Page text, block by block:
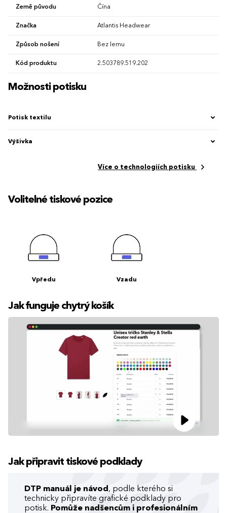
Země původu Čína
Značka Atlantis Headwear
Způsob nošení Bez lemu
Kód produktu 2.503789.519.202
Možnosti potisku
Potisk textilu
Výšivka
Více o technologiích potisku
Volitelné tiskové pozice
Vpředu Vzadu
Jak funguje chytrý košík
Jak připravit tiskové podklady
DTP manuál je návod , podle kterého si
technicky připravíte grafické podklady pro
potisk. Pomůže nadšencům i profesionálním